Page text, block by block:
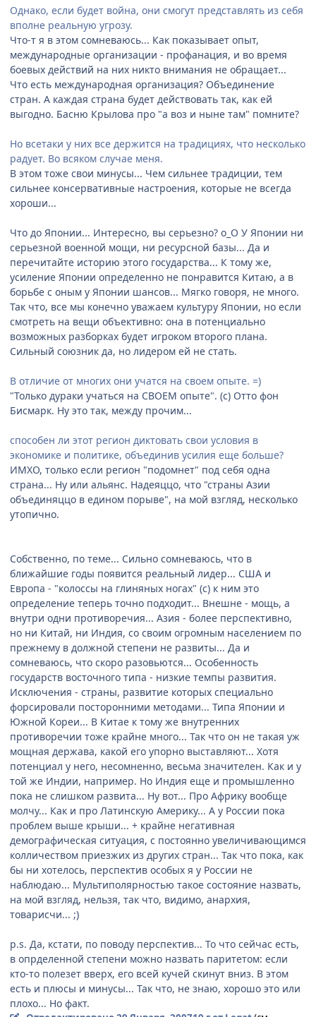
Однако, если будет война, они смогут представлять из себя
вполне реальную угрозу.
Что-т я в этом сомневаюсь... Как показывает опыт,
международные организации - профанация, и во время
боевых действий на них никто внимания не обращает...
Что есть международная организация? Объединение
стран. А каждая страна будет действовать так, как ей
выгодно. Басню Крылова про "а воз и ныне там" помните?
Но всетаки у них все держится на традициях, что несколько
радует. Во всяком случае меня.
В этом тоже свои минусы... Чем сильнее традиции, тем
сильнее консервативные настроения, которые не всегда
хороши...
Что до Японии... Интересно, вы серьезно? o_O У Японии ни
серьезной военной мощи, ни ресурсной базы... Да и
перечитайте историю этого государства... К тому же,
усиление Японии определенно не понравится Китаю, а в
борьбе с оным у Японии шансов... Мягко говоря, не много.
Так что, все мы конечно уважаем культуру Японии, но если
смотреть на вещи объективно: она в потенциально
возможных разборках будет игроком второго плана.
Сильный союзник да, но лидером ей не стать.
В отличие от многих они учатся на своем опыте. =)
"Только дураки учаться на СВОЕМ опыте". (с) Отто фон
Бисмарк. Ну это так, между прочим...
способен ли этот регион диктовать свои условия в
экономике и политике, объединив усилия еще больше?
ИМХО, только если регион "подомнет" под себя одна
страна... Ну или альянс. Надеяццо, что "страны Азии
объединяццо в едином порыве", на мой взгляд, несколько
утопично.
Собственно, по теме... Сильно сомневаюсь, что в
ближайшие годы появится реальный лидер... США и
Европа - "колоссы на глиняных ногах" (с) к ним это
определение теперь точно подходит... Внешне - мощь, а
внутри одни противоречия... Азия - более перспективно,
но ни Китай, ни Индия, со своим огромным населением по
прежнему в должной степени не развиты... Да и
сомневаюсь, что скоро разовьются... Особенность
государств восточного типа - низкие темпы развития.
Исключения - страны, развитие которых специально
форсировали посторонними методами... Типа Японии и
Южной Кореи... В Китае к тому же внутренних
противоречии тоже крайне много... Так что он не такая уж
мощная держава, какой его упорно выставляют... Хотя
потенциал у него, несомненно, весьма значителен. Как и у
той же Индии, например. Но Индия еще и промышленно
пока не слишком развита... Ну вот... Про Африку вообще
молчу... Как и про Латинскую Америку... А у России пока
проблем выше крыши... + крайне негативная
демографическая ситуация, с постоянно увеличивающимся
колличеством приезжих из других стран... Так что пока, как
бы ни хотелось, перспектив особых я у России не
наблюдаю... Мультиполярностью такое состояние назвать,
на мой взгляд, нельзя, так что, видимо, анархия,
товарисчи... ;)
p.s. Да, кстати, по поводу перспектив... То что сейчас есть,
в опрделенной степени можно назвать паритетом: если
кто-то полезет вверх, его всей кучей скинут вниз. В этом
есть и плюсы и минусы... Так что, не знаю, хорошо это или
плохо... Но факт.